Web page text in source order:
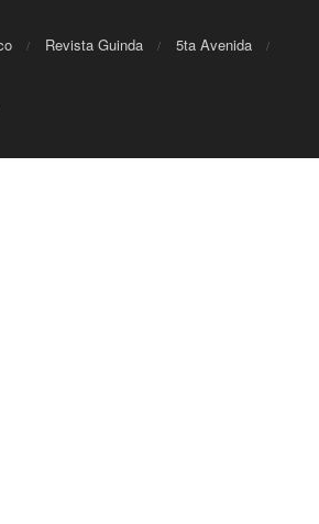
Revista Guinda
5ta Avenida